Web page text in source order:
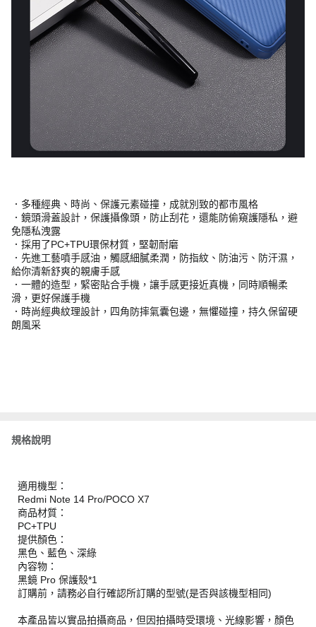
．多種經典、時尚、保護元素碰撞，成就別致的都市風格
．鏡頭滑蓋設計，保護攝像頭，防止刮花，還能防偷窺護隱私，避
免隱私洩露
．採用了PC+TPU環保材質，堅韌耐磨
．先進工藝噴手感油，觸感細膩柔潤，防指紋、防油污、防汗濕，
給你清新舒爽的親膚手感
．一體的造型，緊密貼合手機，讓手感更接近真機，同時順暢柔
滑，更好保護手機
．時尚經典紋理設計，四角防摔氣囊包邊，無懼碰撞，持久保留硬
朗風采
規格說明
適用機型：
Redmi Note 14 Pro/POCO X7
商品材質：
PC+TPU
提供顏色：
黑色、藍色、深綠
內容物：
黑鏡 Pro 保護殼*1
訂購前，請務必自行確認所訂購的型號(是否與該機型相同)
本產品皆以實品拍攝商品，但因拍攝時受環境、光線影響，顏色